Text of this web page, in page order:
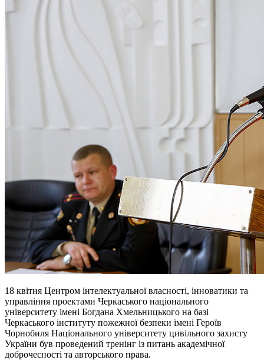
18 квітня Центром інтелектуальної власності, інноватики та
управління проектами Черкаського національного
університету імені Богдана Хмельницького на базі
Черкаського інституту пожежної безпеки імені Героїв
Чорнобиля Національного університету цивільного захисту
України був проведений тренінг із питань академічної
доброчесності та авторського права.